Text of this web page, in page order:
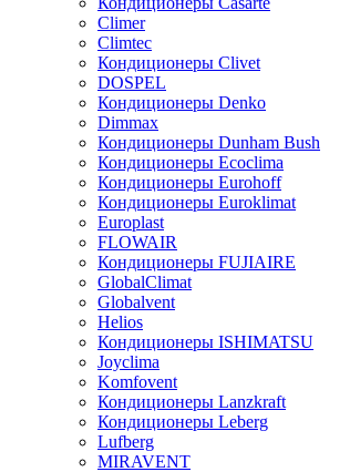
Climer
Climtec
Кондиционеры Clivet
DOSPEL
Кондиционеры Denko
Dimmax
Кондиционеры Dunham Bush
Кондиционеры Ecoclima
Кондиционеры Eurohoff
Кондиционеры Euroklimat
Europlast
FLOWAIR
Кондиционеры FUJIAIRE
GlobalClimat
Globalvent
Helios
Кондиционеры ISHIMATSU
Joyclima
Komfovent
Кондиционеры Lanzkraft
Кондиционеры Leberg
Lufberg
MIRAVENT